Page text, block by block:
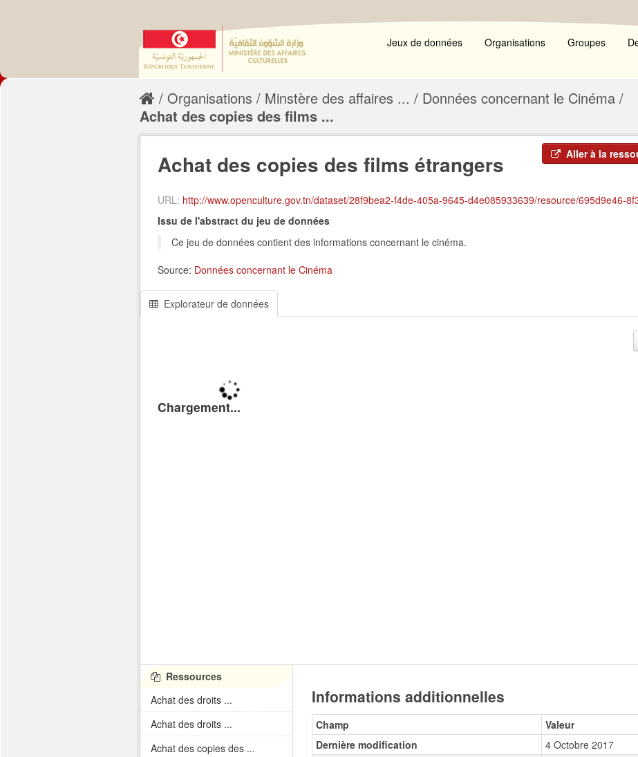
Jeux de données Organisations Groupes
Organisations Minstère des affaires ...
Données concernant le Cinéma
Achat des copies des films ...
Aller à la
Achat des copies des films étrangers
URL: http://www.openculture.gov.tn/dataset/28f9bea2-f4de-405a-9645-d4e085933639/resource/695d9e46-8f3d-4052-b2fc-d831861c2c94/
Issu de l'abstract du jeu de données
Ce jeu de données contient des informations concernant le cinéma.
Source: Données concernant le Cinéma
Explorateur de données
Informations additionnelles
Champ
Valeur
Dernière modification
4 Octobre 2017
Ressources
Achat des droits ...
Achat des droits ...
Achat des copies des ...